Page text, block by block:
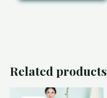
Related products